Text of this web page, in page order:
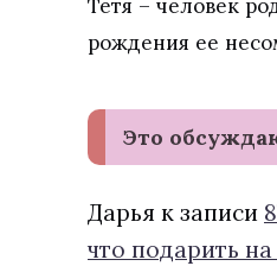
Тетя – человек
рождения ее
Это
Дарья к записи
что подарить